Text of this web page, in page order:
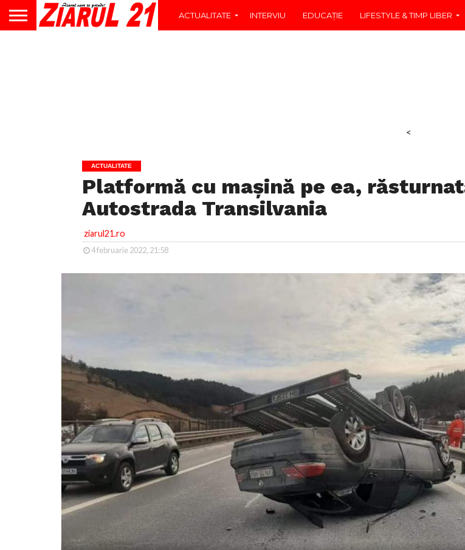
ACTUALITATE INTERVIU EDUCAŢIE LIFESTYLE & TIMP LIBER
<
ACTUALITATE
Platformă cu mașină pe ea,
Autostrada Transilvania
ziarul21.ro
4 februarie 2022, 21:58